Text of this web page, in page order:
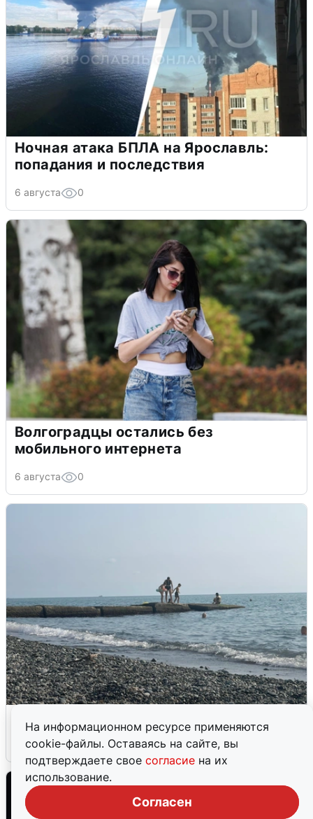
На информационном ресурсе применяются
cookie-файлы. Оставаясь на сайте, вы
подтверждаете свое согласие на их
использование.
Согласен
Ночная атака БПЛА на Ярославль:
попадания и последствия
6 августа 0
Волгоградцы остались без
мобильного интернета
6 августа 0
6 августа 0